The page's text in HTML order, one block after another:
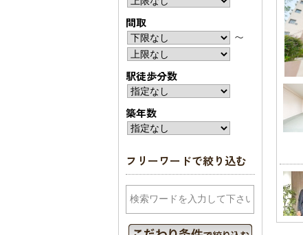
間取
〜
駅徒歩分数
築年数
フリーワードで絞り込む